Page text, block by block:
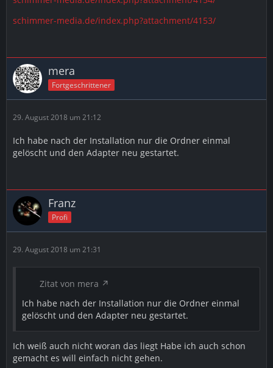
schimmer-media.de/index.php?attachment/4153/
mera
Fortgeschrittener
29. August 2018 um 21:12
Ich habe nach der Installation nur die Ordner einmal
gelöscht und den Adapter neu gestartet.
Franz
Profi
29. August 2018 um 21:31
Zitat von mera
Ich habe nach der Installation nur die Ordner einmal
gelöscht und den Adapter neu gestartet.
Ich weiß auch nicht woran das liegt Habe ich auch schon
gemacht es will einfach nicht gehen.